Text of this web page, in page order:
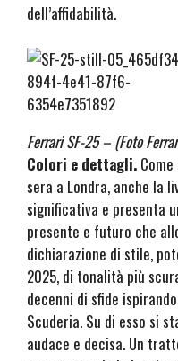
dell’affidabilità.
Ferrari SF-25 – (Foto
Colori e dettagli.
sera a Londra, anche la
significativa e presenta
presente e futuro che
dichiarazione di stile,
2025, di tonalità più
decenni di sfide
Scuderia. Su di esso si
audace e decisa. Un